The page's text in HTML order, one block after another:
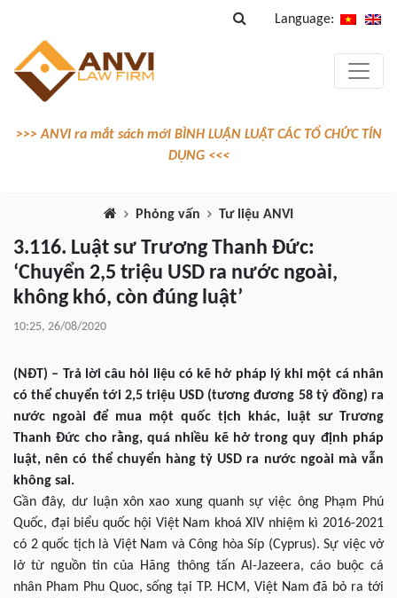
Language:
>>> ANVI ra mắt sách mới BÌNH LUẬN LUẬT CÁC TỔ CHỨC TÍN
DỤNG <<<
Phỏng vấn Tư liệu ANVI
3.116. Luật sư Trương Thanh Đức:
‘Chuyển 2,5 triệu USD ra nước ngoài,
không khó, còn đúng luật’
10:25, 26/08/2020
(NĐT) – Trả lời câu hỏi liệu có kẽ hở pháp lý khi một cá nhân
có thể chuyển tới 2,5 triệu USD (tương đương 58 tỷ đồng) ra
nước ngoài để mua một quốc tịch khác, luật sư Trương
Thanh Đức cho rằng, quá nhiều kẽ hở trong quy định pháp
luật, nên có thể chuyển hàng tỷ USD ra nước ngoài mà vẫn
không sai.
Gần đây, dư luận xôn xao xung quanh sự việc ông Phạm Phú
Quốc, đại biểu quốc hội Việt Nam khoá XIV nhiệm kì 2016-2021
có 2 quốc tịch là Việt Nam và Công hòa Síp (Cyprus). Sự việc vở
lở từ nguồn tin của Hãng thông tấn Al-Jazeera, cáo buộc cá
nhân Pham Phu Quoc, sống tại TP. HCM, Việt Nam đã bỏ ra tới